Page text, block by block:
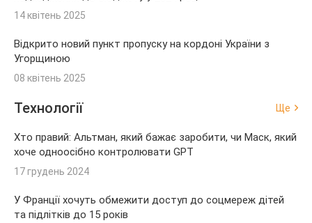
14 квітень 2025
Відкрито новий пункт пропуску на кордоні України з
Угорщиною
08 квітень 2025
Технології Ще
Хто правий: Альтман, який бажає заробити, чи Маск, який
хоче одноосібно контролювати GPT
17 грудень 2024
У Франції хочуть обмежити доступ до соцмереж дітей
та підлітків до 15 років